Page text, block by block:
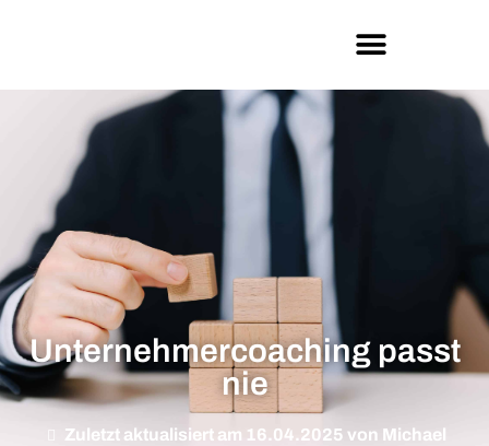
Unternehmercoaching passt
nie
Zuletzt aktualisiert am 16.04.2025 von Michael